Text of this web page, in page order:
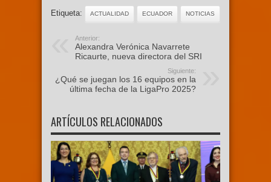
Etiqueta: ACTUALIDAD ECUADOR NOTICIAS
Anterior:
Alexandra Verónica Navarrete
Ricaurte, nueva directora del SRI
Siguiente:
¿Qué se juegan los 16 equipos en la
última fecha de la LigaPro 2025?
ARTÍCULOS RELACIONADOS